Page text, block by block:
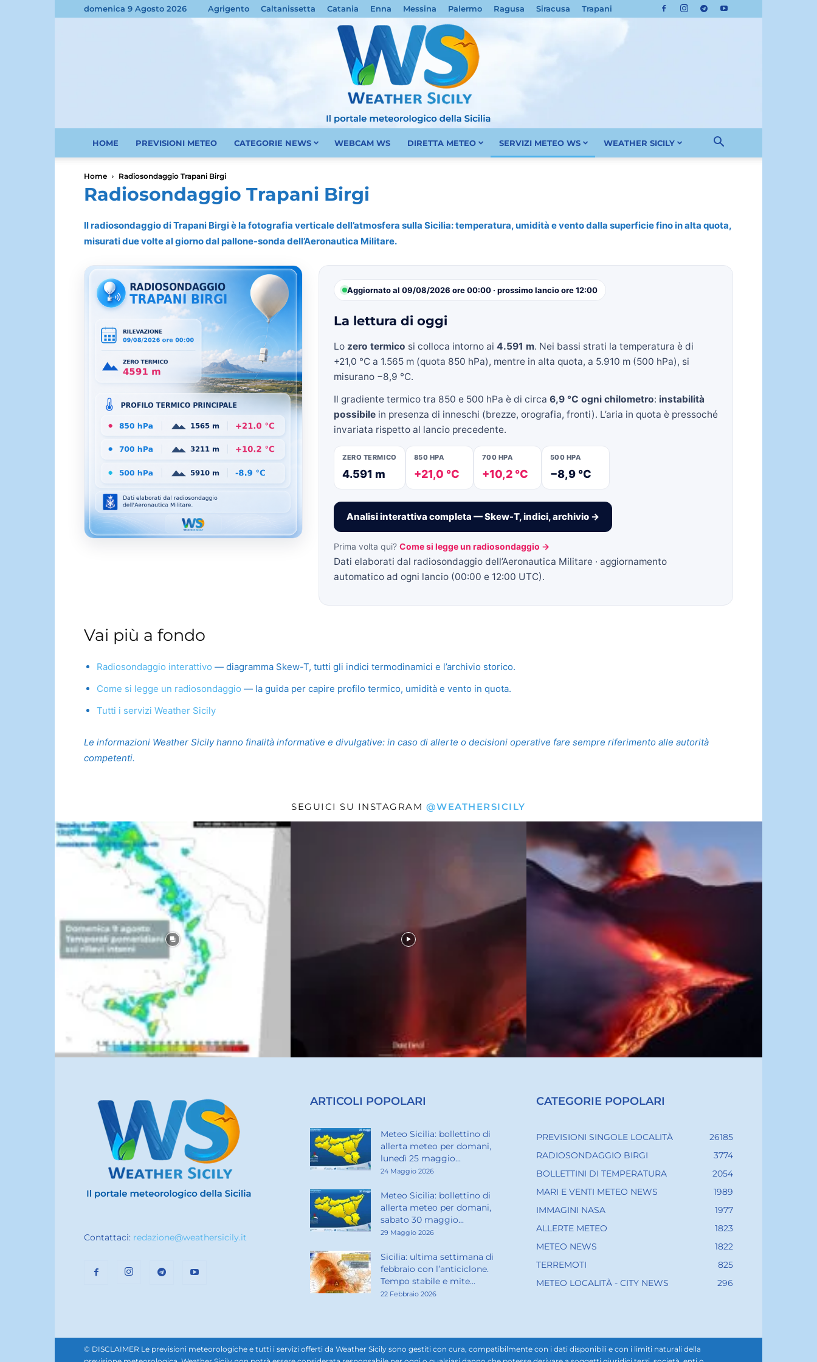
domenica 9 Agosto 2026 Agrigento Caltanissetta Catania Enna Messina Palermo Ragusa Siracusa Trapani
»
Weather
Sicily.it
HOME PREVISIONI METEO CATEGORIE NEWS WEBCAM WS DIRETTA METEO SERVIZI METEO WS WEATHER SICILY
Home Radiosondaggio Trapani Birgi
Radiosondaggio Trapani Birgi
Il radiosondaggio di Trapani Birgi è la fotografia verticale dell’atmosfera sulla Sicilia: temperatura, umidità e vento dalla superficie fino in alta quota,
misurati due volte al giorno dal pallone-sonda dell’Aeronautica Militare.
Aggiornato al 09/08/2026 ore 00:00 · prossimo lancio ore 12:00
La lettura di oggi
Lo zero termico si colloca intorno ai 4.591 m. Nei bassi strati la temperatura è di
+21,0 °C a 1.565 m (quota 850 hPa), mentre in alta quota, a 5.910 m (500 hPa), si
misurano −8,9 °C.
Il gradiente termico tra 850 e 500 hPa è di circa 6,9 °C ogni chilometro: instabilità
possibile in presenza di inneschi (brezze, orografia, fronti). L’aria in quota è pressoché
invariata rispetto al lancio precedente.
ZERO TERMICO
4.591 m
850 HPA
+21,0 °C
700 HPA
+10,2 °C
500 HPA
−8,9 °C
Analisi interattiva completa — Skew-T, indici, archivio →
Prima volta qui? Come si legge un radiosondaggio →
Dati elaborati dal radiosondaggio dell’Aeronautica Militare · aggiornamento
automatico ad ogni lancio (00:00 e 12:00 UTC).
Vai più a fondo
Radiosondaggio interattivo — diagramma Skew-T, tutti gli indici termodinamici e l’archivio storico.
Come si legge un radiosondaggio — la guida per capire profilo termico, umidità e vento in quota.
Tutti i servizi Weather Sicily
Le informazioni Weather Sicily hanno finalità informative e divulgative: in caso di allerte o decisioni operative fare sempre riferimento alle autorità
competenti.
SEGUICI SU INSTAGRAM @WEATHERSICILY
Contattaci: redazione@weathersicily.it
ARTICOLI POPOLARI
Meteo Sicilia: bollettino di
allerta meteo per domani,
lunedì 25 maggio...
24 Maggio 2026
Meteo Sicilia: bollettino di
allerta meteo per domani,
sabato 30 maggio...
29 Maggio 2026
Sicilia: ultima settimana di
febbraio con l’anticiclone.
Tempo stabile e mite...
22 Febbraio 2026
CATEGORIE POPOLARI
PREVISIONI SINGOLE LOCALITÀ
26185
RADIOSONDAGGIO BIRGI
3774
BOLLETTINI DI TEMPERATURA
2054
MARI E VENTI METEO NEWS
1989
IMMAGINI NASA
1977
ALLERTE METEO
1823
METEO NEWS
1822
TERREMOTI
825
METEO LOCALITÀ - CITY NEWS
296
© DISCLAIMER Le previsioni meteorologiche e tutti i servizi offerti da Weather Sicily sono gestiti con cura, compatibilmente con i dati disponibili e con i limiti naturali della